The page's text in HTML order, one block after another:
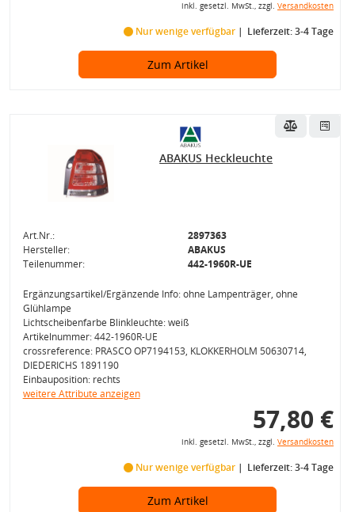
inkl. gesetzl. MwSt., zzgl. Versandkosten
Nur wenige verfügbar Lieferzeit: 3-4 Tage
Zum Artikel
ABAKUS Heckleuchte
Art.Nr.:
2897363
Hersteller:
ABAKUS
Teilenummer:
442-1960R-UE
Ergänzungsartikel/Ergänzende Info: ohne Lampenträger, ohne
Glühlampe
Lichtscheibenfarbe Blinkleuchte: weiß
Artikelnummer: 442-1960R-UE
crossreference: PRASCO OP7194153, KLOKKERHOLM 50630714,
DIEDERICHS 1891190
Einbauposition: rechts
weitere Attribute anzeigen
57,80 €
inkl. gesetzl. MwSt., zzgl. Versandkosten
Nur wenige verfügbar Lieferzeit: 3-4 Tage
Zum Artikel